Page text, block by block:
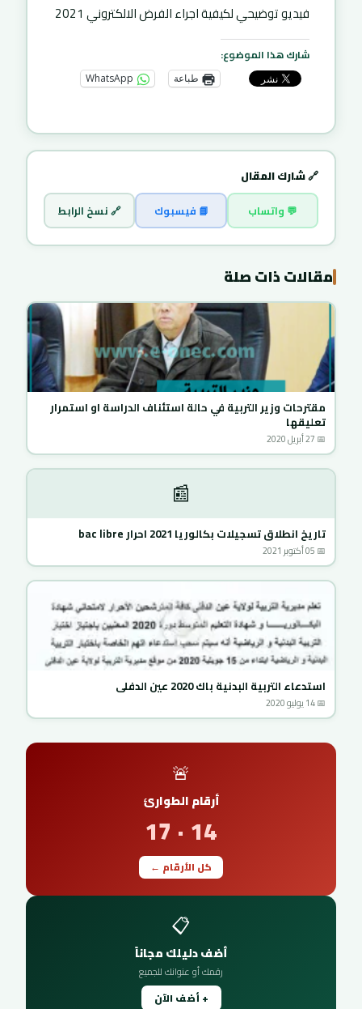
فيديو توضيحي لكيفية اجراء الفرض الالكتروني 2021
شارك هذا الموضوع:
طباعة WhatsApp
🔗 شارك المقال
💬 واتساب 📘 فيسبوك 🔗 نسخ الرابط
مقالات ذات صلة
مقترحات وزير التربية في حالة استئناف الدراسة او استمرار
تعليقها
📅 27 أبريل 2020
📰
تاريخ انطلاق تسجيلات بكالوريا 2021 احرار bac libre
📅 05 أكتوبر 2021
استدعاء التربية البدنية باك 2020 عين الدفلى
📅 14 يوليو 2020
🚨
أرقام الطوارئ
14 · 17
كل الأرقام ←
📋
أضف دليلك مجاناً
رقمك أو عنوانك للجميع
+ أضف الآن